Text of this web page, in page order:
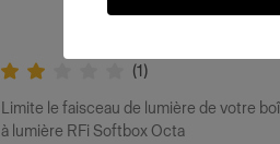
(1)
Limite le faisceau de lumière de votre
à lumière RFi Softbox Octa